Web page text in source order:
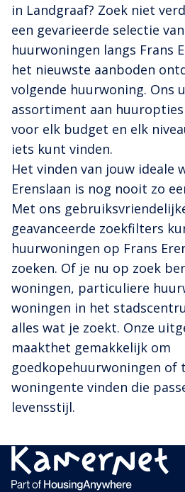
in Landgraaf? Zoek niet
een gevarieerde selectie
huurwoningen langs Frans
het nieuwste aanboden
volgende huurwoning. Ons
assortiment aan
voor elk budget en elk
iets kunt vinden.
Het vinden van jouw ideale
Erenslaan is nog nooit zo
Met ons
geavanceerde zoekfilters
huurwoningen op Frans
zoeken. Of je nu op zoek
woningen, particuliere
woningen in het
alles wat je zoekt. Onze
maakthet gemakkelijk om
goedkopehuurwoningen of
woningente vinden die
levensstijl.